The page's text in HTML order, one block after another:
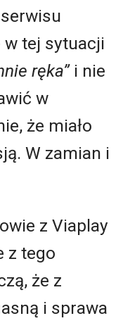
w tej sytuacji
ręka”i nie
w
że miało
W zamian i
z Viaplay
z tego
że z
i sprawa